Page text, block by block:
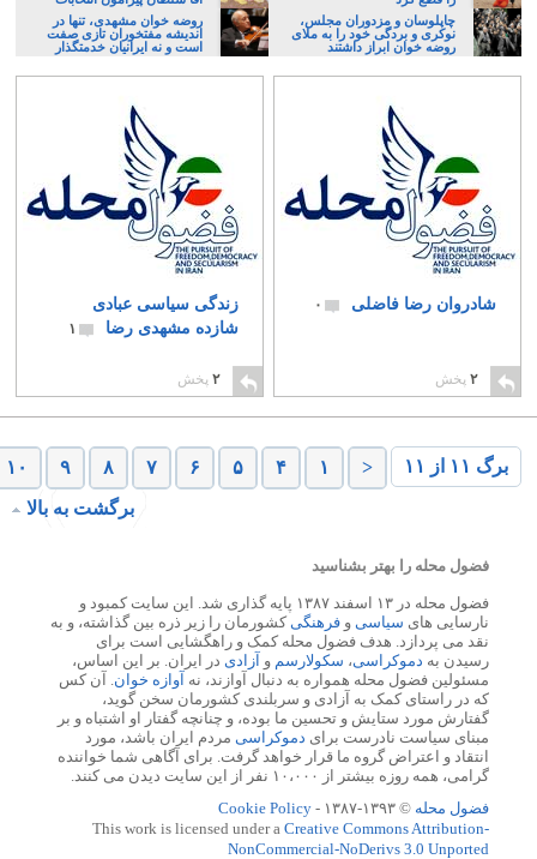
چاپلوسان و مزدوران مجلس،
نوکری و بردگی خود را به ملای
روضه خوان ابراز داشتند
روضه خوان مشهدی، تنها در
اندیشه مفتخوران تازی صفت
است و نه ایرانیان خدمتگذار
شادروان رضا فاضلی ۰
۲ پخش
زندگی سیاسی عبادی
شازده مشهدی رضا
۱
۲ پخش
برگ ۱۱ از ۱۱ < ۱ ۴ ۵ ۶ ۷ ۸ ۹
۱۰
برگشت به بالا
فضول محله را بهتر بشناسید
فضول محله در ۱۳ اسفند ۱۳۸۷ پایه گذاری شد. این سایت کمبود و
نارسایی های سیاسی و فرهنگیکشورمان را زیر ذره بین گذاشته، و به
نقد می پردازد. هدف فضول محله کمک و راهگشایی است برای
رسیدن به دموکراسی، سکولارسم و آزادی در ایران. بر این اساس،
مسئولین فضول محله همواره به دنبال آوازند، نه آوازه خوان. آن کس
که در راستای کمک به آزادی و سربلندی کشورمان سخن گوید،
گفتارش مورد ستایش و تحسین ما بوده، و چنانچه گفتار او اشتباه و بر
مبنای سیاست نادرست برای دموکراسی مردم ایران باشد، مورد
انتقاد و اعتراض گروه ما قرار خواهد گرفت. برای آگاهی شما خواننده
گرامی، همه روزه بیشتر از ۱۰،۰۰۰ نفر از این سایت دیدن می کنند.
فضول محله © ۱۳۹۳-۱۳۸۷ -
Cookie Policy
This work is licensed under a Creative Commons Attribution-
NonCommercial-NoDerivs 3.0 Unported